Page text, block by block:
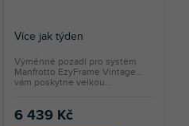
Více jak týden
6 439 Kč
Výměnné pozadí pro systém
Manfrotto EzyFrame Vintage
vám poskytne velkou...